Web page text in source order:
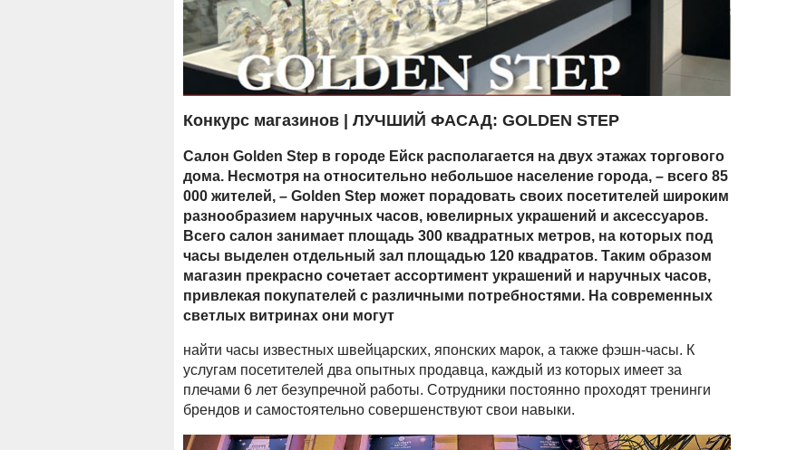
Конкурс магазинов | ЛУЧШИЙ ФАСАД: GOLDEN STEP
Салон Golden Step в городе Ейск располагается на двух этажах торгового
дома. Несмотря на относительно небольшое население города, – всего 85
000 жителей, – Golden Step может порадовать своих посетителей широким
разнообразием наручных часов, ювелирных украшений и аксессуаров.
Всего салон занимает площадь 300 квадратных метров, на которых под
часы выделен отдельный зал площадью 120 квадратов. Таким образом
магазин прекрасно сочетает ассортимент украшений и наручных часов,
привлекая покупателей с различными потребностями. На современных
светлых витринах они могут
найти часы известных швейцарских, японских марок, а также фэшн-часы. К
услугам посетителей два опытных продавца, каждый из которых имеет за
плечами 6 лет безупречной работы. Сотрудники постоянно проходят тренинги
брендов и самостоятельно совершенствуют свои навыки.